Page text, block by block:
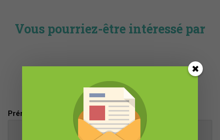
Vous pourriez-être intéressé par
DEMANDE D’INFORMATION
Prénom